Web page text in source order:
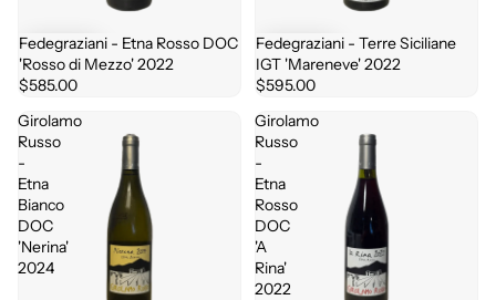
Fedegraziani - Etna Rosso DOC
'Rosso di Mezzo' 2022
$585.00
Fedegraziani - Terre Siciliane
IGT 'Mareneve' 2022
$595.00
Girolamo
Russo
-
Etna
Bianco
DOC
'Nerina'
2024
Girolamo
Russo
-
Etna
Rosso
DOC
'A
Rina'
2022